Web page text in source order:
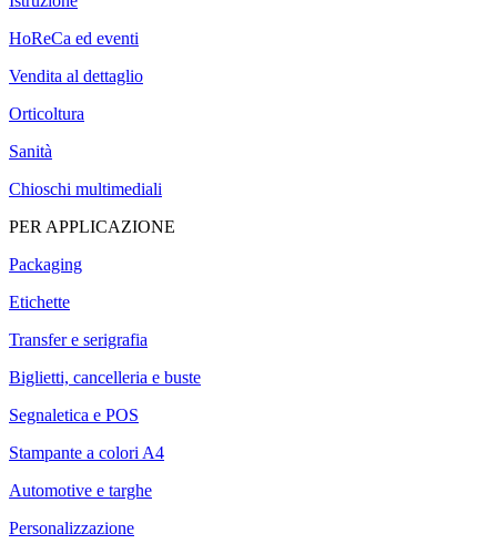
HoReCa ed eventi
Vendita al dettaglio
Orticoltura
Sanità
Chioschi multimediali
PER APPLICAZIONE
Packaging
Etichette
Transfer e serigrafia
Biglietti, cancelleria e buste
Segnaletica e POS
Stampante a colori A4
Automotive e targhe
Personalizzazione